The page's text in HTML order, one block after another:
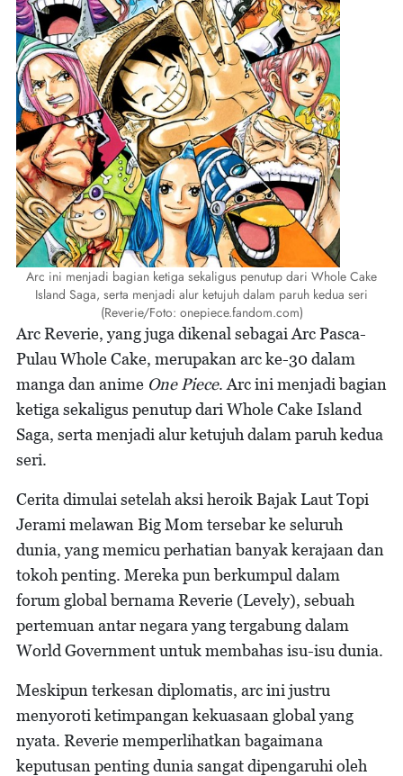
Arc ini menjadi bagian ketiga sekaligus penutup dari Whole Cake
Island Saga, serta menjadi alur ketujuh dalam paruh kedua seri
(Reverie/Foto: onepiece.fandom.com)
Arc Reverie, yang juga dikenal sebagai Arc Pasca-
Pulau Whole Cake, merupakan arc ke-30 dalam
manga dan anime One Piece. Arc ini menjadi bagian
ketiga sekaligus penutup dari Whole Cake Island
Saga, serta menjadi alur ketujuh dalam paruh kedua
seri.
Cerita dimulai setelah aksi heroik Bajak Laut Topi
Jerami melawan Big Mom tersebar ke seluruh
dunia, yang memicu perhatian banyak kerajaan dan
tokoh penting. Mereka pun berkumpul dalam
forum global bernama Reverie (Levely), sebuah
pertemuan antar negara yang tergabung dalam
World Government untuk membahas isu-isu dunia.
Meskipun terkesan diplomatis, arc ini justru
menyoroti ketimpangan kekuasaan global yang
nyata. Reverie memperlihatkan bagaimana
keputusan penting dunia sangat dipengaruhi oleh